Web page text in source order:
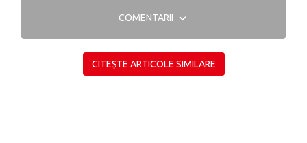
COMENTARII
CITEȘTE ARTICOLE SIMILARE